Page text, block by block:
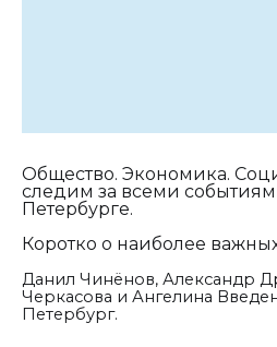
Общество. Экономика.
следим за всеми
Петербурге.
Коротко о наиболее
Данил Чинёнов, Александр
Черкасова и Ангелина
Петербург.